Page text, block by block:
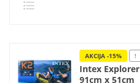
AKCIJA -15% !
Intex
91cm x 51cm